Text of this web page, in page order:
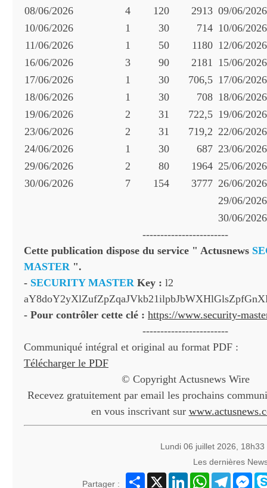
08/06/2026
4 120 2913 09/06/2026
10/06/2026
1 30 714 10/06/2026
11/06/2026
1 50 1180 12/06/2026
16/06/2026
3 90 2181 15/06/2026
17/06/2026
1 30 706,5 17/06/2026
18/06/2026
1 30 708 18/06/2026
19/06/2026
2 31 722,5 19/06/2026
23/06/2026
2 31 719,2 22/06/2026
24/06/2026
1 30 687 23/06/2026
29/06/2026
2 80 1964 25/06/2026
30/06/2026
7 154 3777 26/06/2026
29/06/2026
30/06/2026
------------------------
Cette publication dispose du service " Actusnews
MASTER".
- SECURITY MASTERKey : l2
- Pour contrôler cette clé : https://www.security-
------------------------
Communiqué intégral et original au format PDF :
Télécharger le PDF
© Copyright Actusnews Wire
Recevez gratuitement par email les prochains
en vous inscrivant sur
Lundi 06 juillet 2026,
Les dernières
Partager :
Partager
X LinkedInWhatsAppTelegram